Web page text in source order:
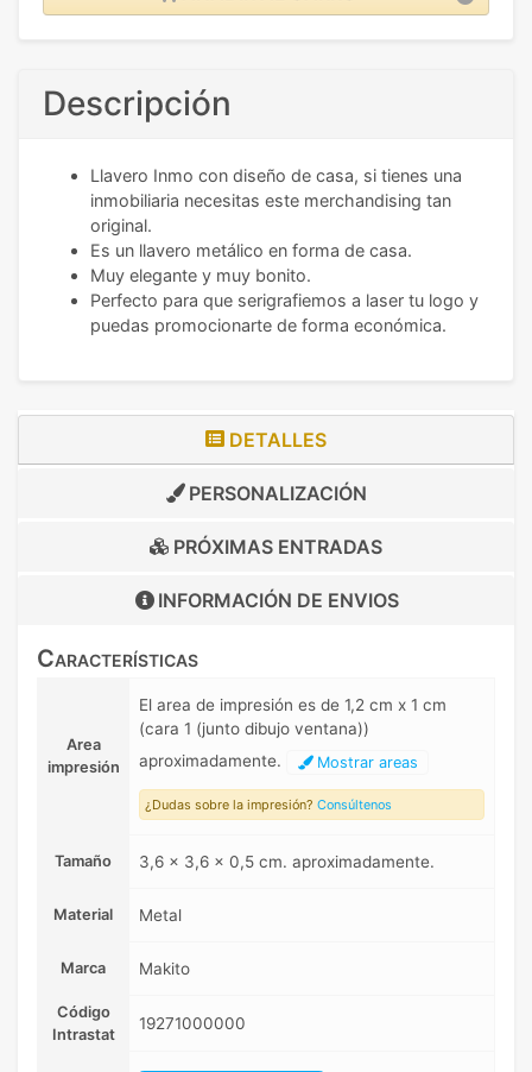
Descripción
Llavero Inmo con diseño de casa, si tienes una
inmobiliaria necesitas este merchandising tan
original.
Es un llavero metálico en forma de casa.
Muy elegante y muy bonito.
Perfecto para que serigrafiemos a laser tu logo y
puedas promocionarte de forma económica.
DETALLES
PERSONALIZACIÓN
PRÓXIMAS ENTRADAS
INFORMACIÓN DE ENVIOS
Características
Area
impresión
El area de impresión es de 1,2 cm x 1 cm
(cara 1 (junto dibujo ventana))
aproximadamente.
Mostrar areas
¿Dudas sobre la impresión? Consúltenos
Tamaño 3,6 x 3,6 x 0,5 cm. aproximadamente.
Material Metal
Marca Makito
Código
Intrastat
19271000000